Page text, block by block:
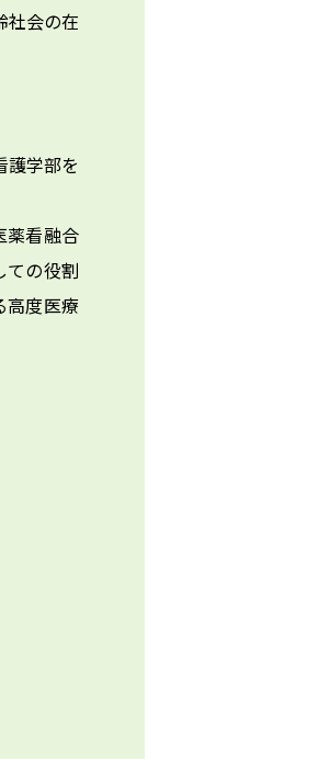
社会の在
護学部を
薬看融合
ての役割
高度医療